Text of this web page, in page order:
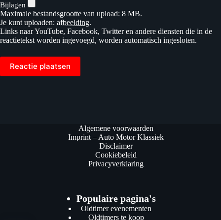
Bijlagen
Maximale bestandsgrootte van upload: 8 MB.
Je kunt uploaden: afbeelding.
Links naar YouTube, Facebook, Twitter en andere diensten die in de
reactietekst worden ingevoegd, worden automatisch ingesloten.
Reactie plaatsen
Algemene voorwaarden
Imprint – Auto Motor Klassiek
Disclaimer
Cookiebeleid
Privacyverklaring
Populaire pagina's
Oldtimer evenementen
Oldtimers te koop